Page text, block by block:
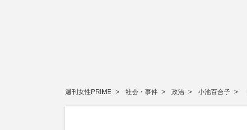
週刊女性PRIME 社会・事件 政治 小池百合子